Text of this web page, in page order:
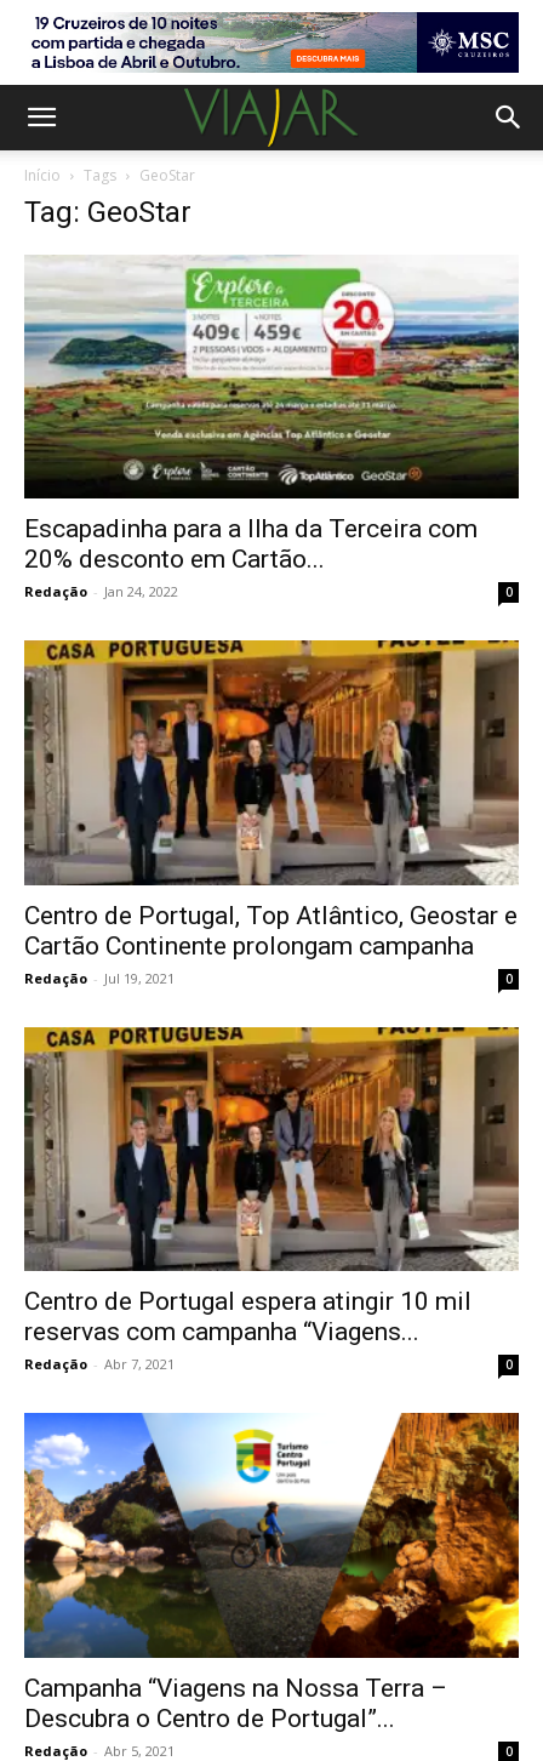
Início Tags GeoStar
Tag: GeoStar
Escapadinha para a Ilha da Terceira com
20% desconto em Cartão...
Redação - Jan 24, 2022 0
Centro de Portugal, Top Atlântico, Geostar e
Cartão Continente prolongam campanha
Redação - Jul 19, 2021 0
Centro de Portugal espera atingir 10 mil
reservas com campanha “Viagens...
Redação - Abr 7, 2021 0
Campanha “Viagens na Nossa Terra –
Descubra o Centro de Portugal”...
Redação - Abr 5, 2021 0